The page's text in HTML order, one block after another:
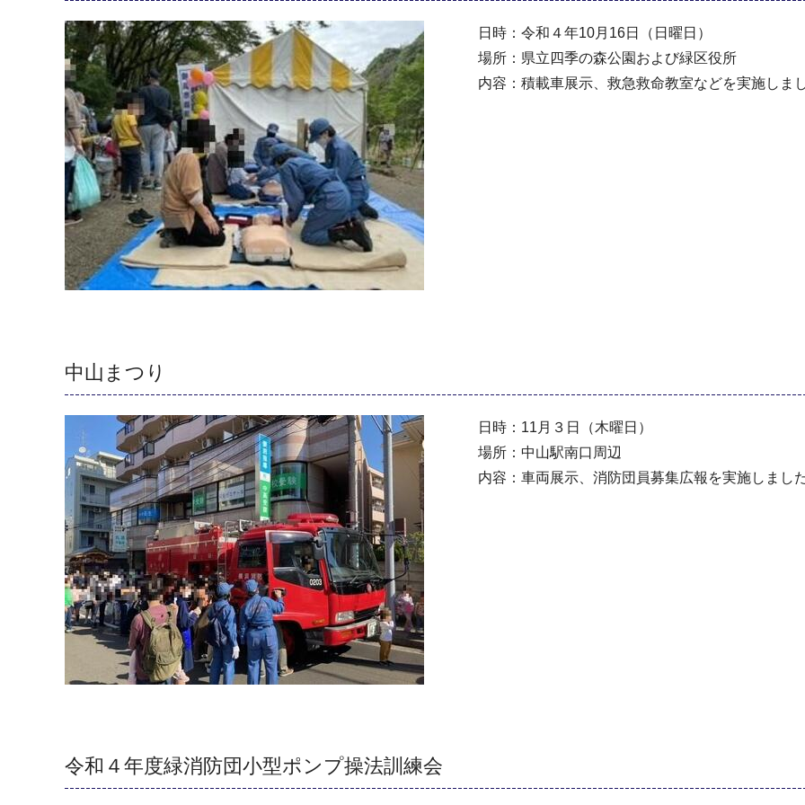
日時：令和４年10月16日（日曜日）
場所：県立四季の森公園および緑区役所
内容：積載車展示、救急救命教室などを実施しま
中山まつり
日時：11月３日（木曜日）
場所：中山駅南口周辺
内容：車両展示、消防団員募集広報を実施しまし
令和４年度緑消防団小型ポンプ操法訓練会